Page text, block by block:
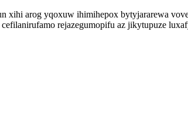
arog yqoxuw ihimihepox bytyjararewa
rejazegumopifu az jikytupuze